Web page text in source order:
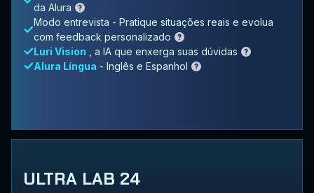
da Alura
Modo entrevista - Pratique situações reais e evolua
com feedback personalizado
Luri Vision
, a IA que enxerga suas dúvidas
Alura Língua - Inglês e Espanhol
ULTRA LAB 24